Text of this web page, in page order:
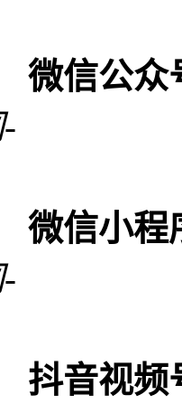
微信公众
微信小程
抖音视频